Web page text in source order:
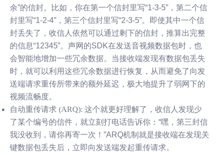
余”的信封。比如，你在第一个信封里写“1-3-5”，第二个信
封里写“1-2-4”，第三个信封里写“2-3-5”。即使其中一个信
封丢失了，收信人依然可以通过剩下的信封，推算出完整
的信息“12345”。声网的SDK在发送音视频数据包时，也
会智能地增加一些冗余数据。当接收端发现有数据包丢失
时，就可以利用这些冗余数据进行恢复，从而避免了向发
送端请求重传所带来的额外延迟，极大地提升了弱网下的
视频流畅度。
自动重传请求 (ARQ): 这个就更好理解了，收信人发现少
了某个编号的信件，就立刻打电话告诉你：“嘿，第三封信
我没收到，请你再寄一次！”ARQ机制就是接收端在发现关
键数据包丢失后，立即向发送端发起重传请求。